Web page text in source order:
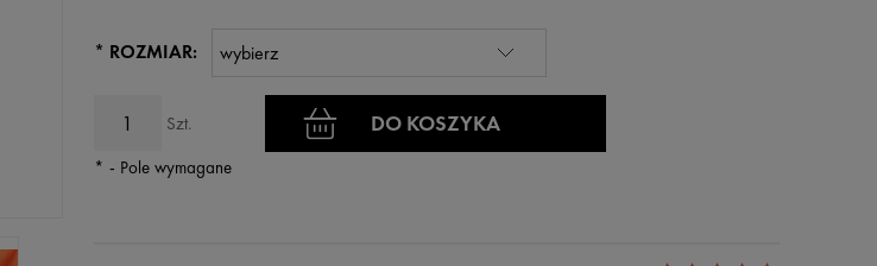
wyświetlana jest najniższa cena od momentu,
* ROZMIAR:
Szt. DO KOSZYKA
* - Pole wymagane